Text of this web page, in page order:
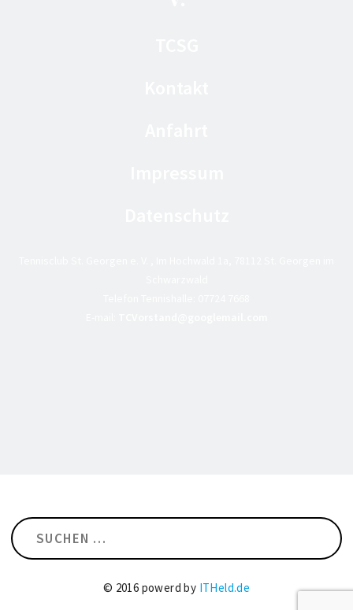
Suchen
nach:
© 2016 powerd by ITHeld.de